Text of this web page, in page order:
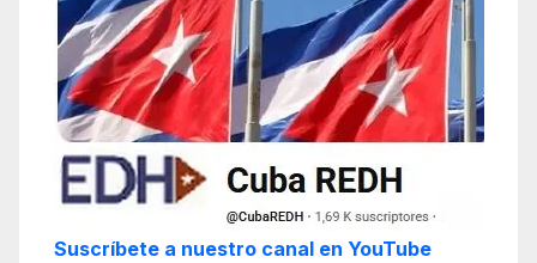
Suscríbete a nuestro canal en YouTube